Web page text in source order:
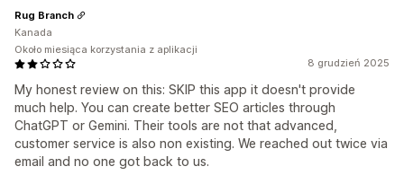
8 grudzień 2025
My honest review on this: SKIP this app it doesn't provide
much help. You can create better SEO articles through
ChatGPT or Gemini. Their tools are not that advanced,
customer service is also non existing. We reached out twice via
email and no one got back to us.
Rug Branch
Kanada
Około miesiąca korzystania z aplikacji